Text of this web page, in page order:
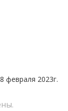
февраля 2023г.